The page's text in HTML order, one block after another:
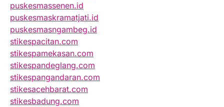
puskesmassenen.id
puskesmaskramatjati.id
puskesmasngambeg.id
stikespacitan.com
stikespamekasan.com
stikespandeglang.com
stikespangandaran.com
stikesacehbarat.com
stikesbadung.com